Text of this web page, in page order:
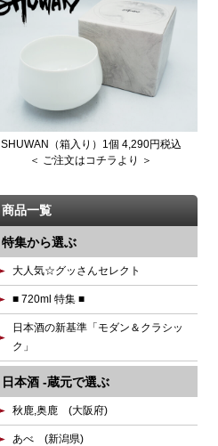
SHUWAN（箱入り）1個 4,290円税込
＜ ご注文はコチラより ＞
商品一覧
特集から選ぶ
大人気☆グッさんセレクト
■ 720ml 特集 ■
日本酒の新基準「モダン＆クラシッ
ク」
日本酒 -蔵元で選ぶ
秋鹿,奥鹿 (大阪府)
あべ (新潟県)